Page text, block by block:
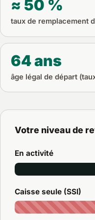
≈ 50 %
taux de remplacement
64 ans
âge légal de départ
Votre niveau de
En activité
Caisse seule (SSI)